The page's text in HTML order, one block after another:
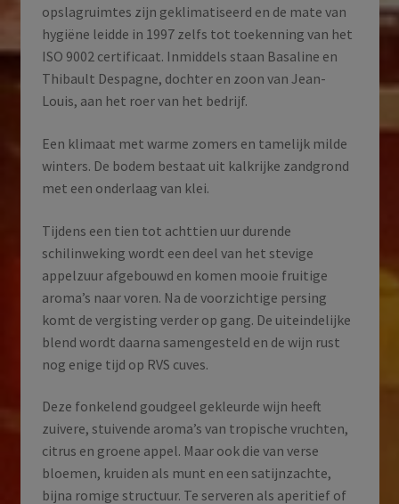
opslagruimtes zijn geklimatiseerd en de mate van
hygiëne leidde in 1997 zelfs tot toekenning van het
ISO 9002 certificaat. Inmiddels staan Basaline en
Thibault Despagne, dochter en zoon van Jean-
Louis, aan het roer van het bedrijf.
Een klimaat met warme zomers en tamelijk milde
winters. De bodem bestaat uit kalkrijke zandgrond
met een onderlaag van klei.
Tijdens een tien tot achttien uur durende
schilinweking wordt een deel van het stevige
appelzuur afgebouwd en komen mooie fruitige
aroma’s naar voren. Na de voorzichtige persing
komt de vergisting verder op gang. De uiteindelijke
blend wordt daarna samengesteld en de wijn rust
nog enige tijd op RVS cuves.
Deze fonkelend goudgeel gekleurde wijn heeft
zuivere, stuivende aroma’s van tropische vruchten,
citrus en groene appel. Maar ook die van verse
bloemen, kruiden als munt en een satijnzachte,
bijna romige structuur. Te serveren als aperitief of